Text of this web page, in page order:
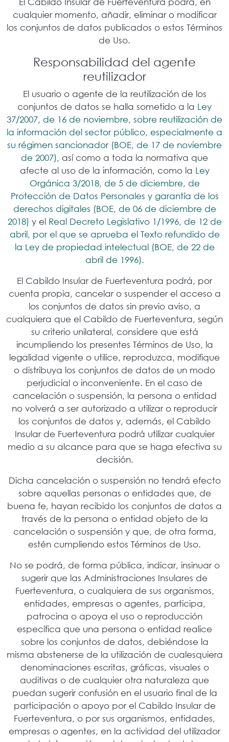
cualquier momento, añadir, eliminar o modificar
los conjuntos de datos publicados o estos Términos
de Uso.
Responsabilidad del agente
reutilizador
El usuario o agente de la reutilización de los
conjuntos de datos se halla sometido a la Ley
37/2007, de 16 de noviembre, sobre reutilización de
la información del sector público, especialmente a
su régimen sancionador (BOE, de 17 de noviembre
de 2007), así como a toda la normativa que
afecte al uso de la información, como la Ley
Orgánica 3/2018, de 5 de diciembre, de
Protección de Datos Personales y garantía de los
derechos digitales (BOE, de 06 de diciembre de
2018) y el Real Decreto Legislativo 1/1996, de 12 de
abril, por el que se aprueba el Texto refundido de
la Ley de propiedad intelectual (BOE, de 22 de
abril de 1996).
El Cabildo Insular de Fuerteventura podrá, por
cuenta propia, cancelar o suspender el acceso a
los conjuntos de datos sin previo aviso, a
cualquiera que el Cabildo de Fuerteventura, según
su criterio unilateral, considere que está
incumpliendo los presentes Términos de Uso, la
legalidad vigente o utilice, reproduzca, modifique
o distribuya los conjuntos de datos de un modo
perjudicial o inconveniente. En el caso de
cancelación o suspensión, la persona o entidad
no volverá a ser autorizado a utilizar o reproducir
los conjuntos de datos y, además, el Cabildo
Insular de Fuerteventura podrá utilizar cualquier
medio a su alcance para que se haga efectiva su
decisión.
Dicha cancelación o suspensión no tendrá efecto
sobre aquellas personas o entidades que, de
buena fe, hayan recibido los conjuntos de datos a
través de la persona o entidad objeto de la
cancelación o suspensión y que, de otra forma,
estén cumpliendo estos Términos de Uso.
No se podrá, de forma pública, indicar, insinuar o
sugerir que las Administraciones Insulares de
Fuerteventura, o cualquiera de sus organismos,
entidades, empresas o agentes, participa,
patrocina o apoya el uso o reproducción
específica que una persona o entidad realice
sobre los conjuntos de datos, debiéndose la
misma abstenerse de la utilización de cualesquiera
denominaciones escritas, gráficas, visuales o
auditivas o de cualquier otra naturaleza que
puedan sugerir confusión en el usuario final de la
participación o apoyo por el Cabildo Insular de
Fuerteventura, o por sus organismos, entidades,
empresas o agentes, en la actividad del utilizador